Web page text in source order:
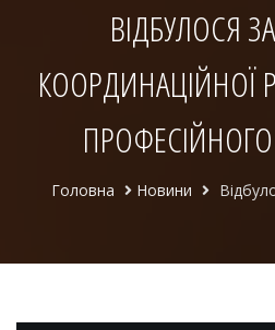
ВІДБУЛОСЯ
КООРДИНАЦІЙНОЇ
Головна Новини